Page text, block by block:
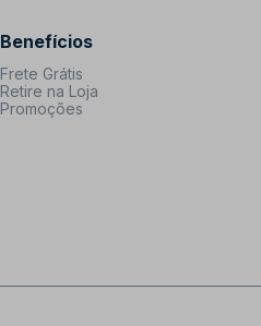
Benefícios
Frete Grátis
Retire na Loja
Promoções